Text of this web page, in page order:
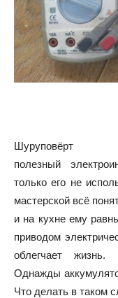
полезный
только его не
мастерской всё
и на кухне ему
приводом
облегчает
Однажды
Что делать в таком